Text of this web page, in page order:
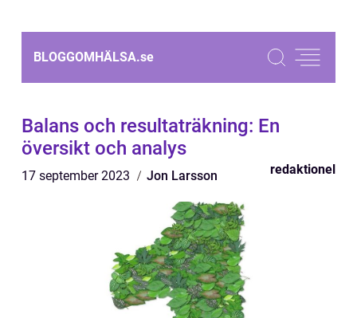
BLOGGOMHÄLSA.se
Balans och resultaträkning: En
översikt och analys
17 september 2023 Jon Larsson redaktionel